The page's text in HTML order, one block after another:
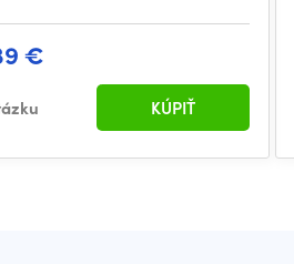
€
KÚPIŤ